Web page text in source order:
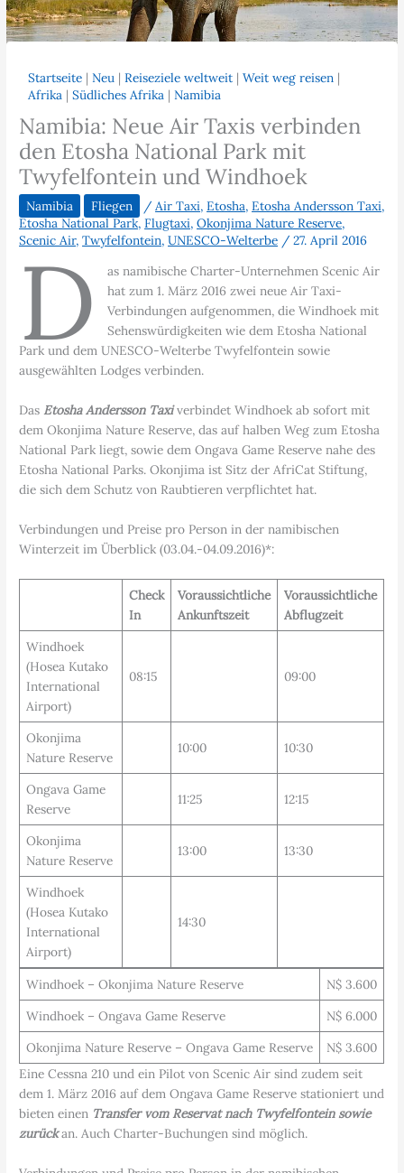
Startseite |Neu |Reiseziele weltweit |Weit weg reisen |
Afrika |Südliches Afrika |Namibia
Namibia: Neue Air Taxis verbinden
den Etosha National Park mit
Twyfelfontein und Windhoek
Namibia Fliegen /Air Taxi,Etosha,Etosha Andersson Taxi,
Etosha National Park,Flugtaxi,Okonjima Nature Reserve,
Scenic Air,Twyfelfontein,UNESCO-Welterbe /27. April 2016
D
as namibische Charter-Unternehmen Scenic Air
hat zum 1. März 2016 zwei neue Air Taxi-
Verbindungen aufgenommen, die Windhoek mit
Sehenswürdigkeiten wie dem Etosha National
Park und dem UNESCO-Welterbe Twyfelfontein sowie
ausgewählten Lodges verbinden.
DasEtosha Andersson Taxiverbindet Windhoek ab sofort mit
dem Okonjima Nature Reserve, das auf halben Weg zum Etosha
National Park liegt, sowie dem Ongava Game Reserve nahe des
Etosha National Parks. Okonjima ist Sitz der AfriCat Stiftung,
die sich dem Schutz von Raubtieren verpflichtet hat.
Verbindungen und Preise pro Person in der namibischen
Winterzeit im Überblick (03.04.-04.09.2016)*:
Check
In
Voraussichtliche
Ankunftszeit
Voraussichtliche
Abflugzeit
Windhoek
(Hosea Kutako
International
Airport)
08:15 09:00
Okonjima
Nature Reserve
10:00 10:30
Ongava Game
Reserve
11:25 12:15
Okonjima
Nature Reserve
13:00 13:30
Windhoek
(Hosea Kutako
International
Airport)
14:30
Windhoek – Okonjima Nature Reserve
N$ 3.600
Windhoek – Ongava Game Reserve
N$ 6.000
Okonjima Nature Reserve – Ongava Game Reserve
N$ 3.600
Eine Cessna 210 und ein Pilot von Scenic Air sind zudem seit
dem 1. März 2016 auf dem Ongava Game Reserve stationiert und
bieten einen Transfer vom Reservat nach Twyfelfontein sowie
zurückan. Auch Charter-Buchungen sind möglich.